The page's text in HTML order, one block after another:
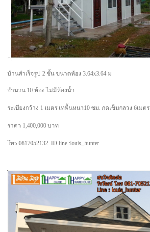
บ้านสำเร็จรูป 2 ชั้น ขนาดห้อง 3.64x3.64 ม
จำนวน 10 ห้อง ไม่มีห้องน้ำ
ระเบียงกว้าง 1 เมตร เทพื้นหนา10 ซม. กดเข็มกลวง 6เมตร
ราคา 1,400,000 บาท
โทร 0817052132 ID line :louis_hunter